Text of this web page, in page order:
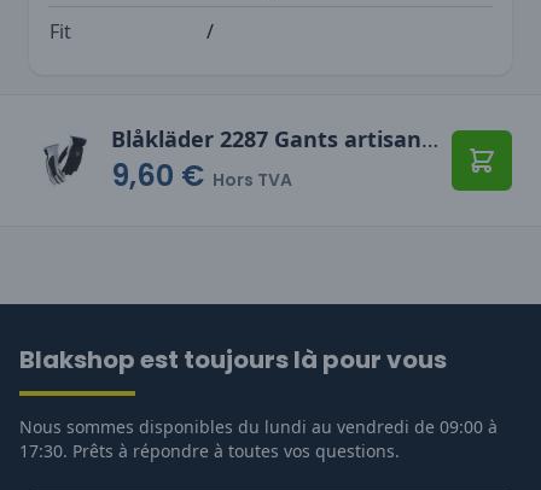
Fit
/
Blåkläder 2287 Gants artisan doublés
9,60 € Hors TVA
Blakshop est toujours là pour vous
Nous sommes disponibles du lundi au vendredi de 09:00 à
17:30. Prêts à répondre à toutes vos questions.